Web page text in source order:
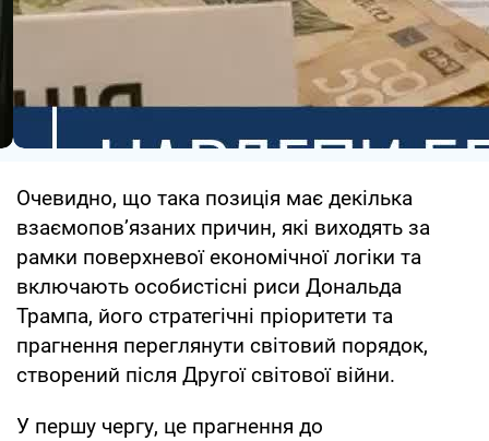
Очевидно, що така позиція має декілька
взаємопов’язаних причин, які виходять за
рамки поверхневої економічної логіки та
включають особистісні риси Дональда
Трампа, його стратегічні пріоритети та
прагнення переглянути світовий порядок,
створений після Другої світової війни.
У першу чергу, це прагнення до